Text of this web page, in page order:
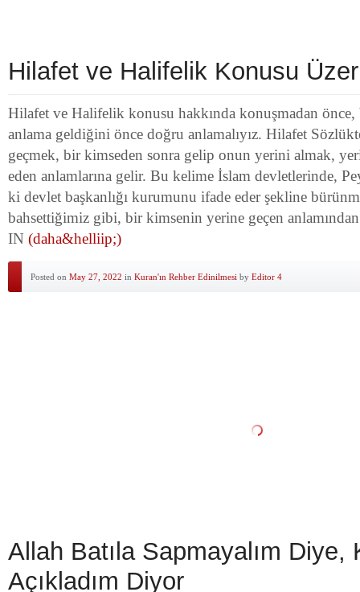
Hilafet ve Halifelik Konusu
Hilafet ve Halifelik konusu hakkında konuşmadan
anlama geldiğini önce doğru anlamalıyız. Hilafet
geçmek, bir kimseden sonra gelip onun yerini almak,
eden anlamlarına gelir. Bu kelime İslam devletlerinde,
ki devlet başkanlığı kurumunu ifade eder şekline
bahsettiğimiz gibi, bir kimsenin yerine geçen
IN (daha&helliip;)
Posted on May 27, 2022 in Kuran'ın Rehber Edinilmesi by Editor 4
Allah Batıla Sapmayalım Diye,
Açıkladım Diyor